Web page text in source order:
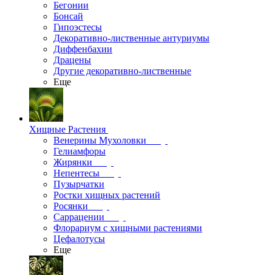
Бегонии
Бонсай
Гипоэстесы
Декоративно-лиственные антуриумы
Диффенбахии
Драцены
Другие декоративно-лиственные
Еще
Хищные Растения
Венерины Мухоловки
Гелиамфоры
Жирянки
Непентесы
Пузырчатки
Ростки хищных растений
Росянки
Саррацении
Флорариум с хищными растениями
Цефалотусы
Еще